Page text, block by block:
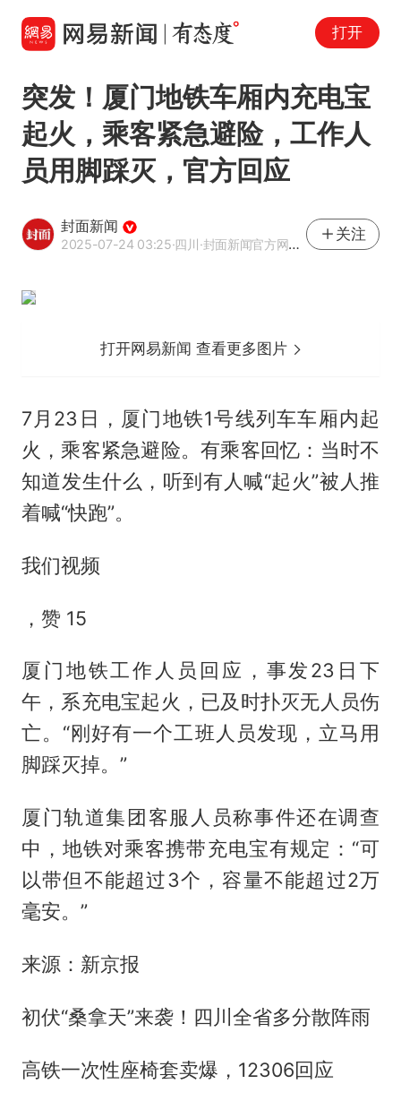
打开
突发！厦门地铁车厢内充电宝
起火，乘客紧急避险，工作人
员用脚踩灭，官方回应
封面新闻
2025-07-24 03:25·四川·封面新闻官方网易号
关注
打开网易新闻 查看更多图片
7月23日，厦门地铁1号线列车车厢内起
火，乘客紧急避险。有乘客回忆：当时不
知道发生什么，听到有人喊“起火”被人推
着喊“快跑”。
我们视频
，赞 15
厦门地铁工作人员回应，事发23日下
午，系充电宝起火，已及时扑灭无人员伤
亡。“刚好有一个工班人员发现，立马用
脚踩灭掉。”
厦门轨道集团客服人员称事件还在调查
中，地铁对乘客携带充电宝有规定：“可
以带但不能超过3个，容量不能超过2万
毫安。”
来源：新京报
初伏“桑拿天”来袭！四川全省多分散阵雨
高铁一次性座椅套卖爆，12306回应